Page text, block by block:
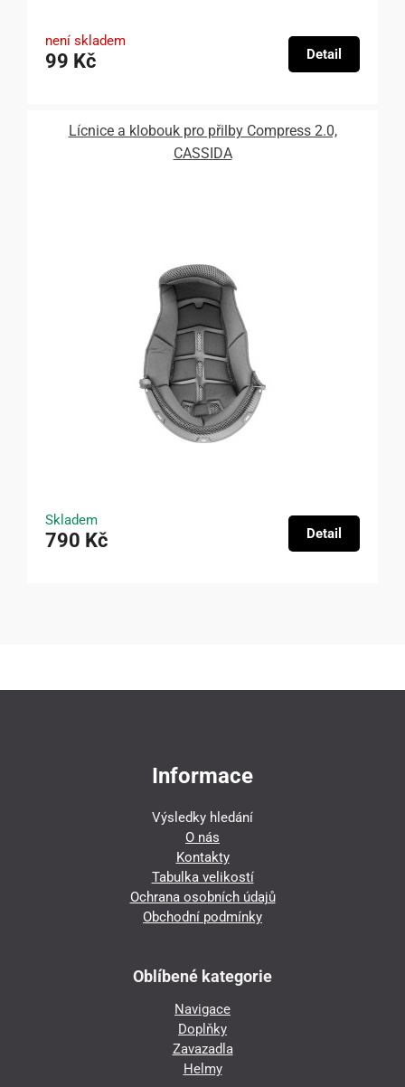
není skladem
99 Kč Detail
Lícnice a klobouk pro přilby Compress 2.0,
CASSIDA
Skladem
790 Kč Detail
Informace
Výsledky hledání
O nás
Kontakty
Tabulka velikostí
Ochrana osobních údajů
Obchodní podmínky
Oblíbené kategorie
Navigace
Doplňky
Zavazadla
Helmy